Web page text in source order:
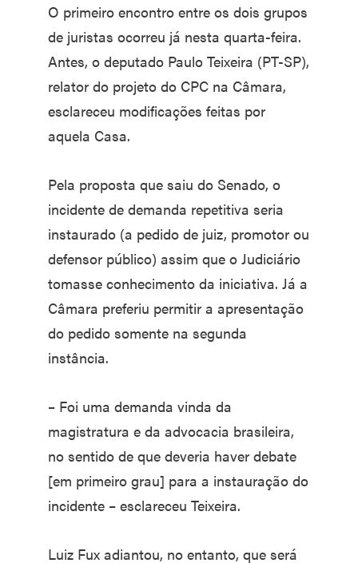
O primeiro encontro entre os dois grupos
de juristas ocorreu já nesta quarta-feira.
Antes, o deputado Paulo Teixeira (PT-SP),
relator do projeto do CPC na Câmara,
esclareceu modificações feitas por
aquela Casa.
Pela proposta que saiu do Senado, o
incidente de demanda repetitiva seria
instaurado (a pedido de juiz, promotor ou
defensor público) assim que o Judiciário
tomasse conhecimento da iniciativa. Já a
Câmara preferiu permitir a apresentação
do pedido somente na segunda
instância.
– Foi uma demanda vinda da
magistratura e da advocacia brasileira,
no sentido de que deveria haver debate
[em primeiro grau] para a instauração do
incidente – esclareceu Teixeira.
Luiz Fux adiantou, no entanto, que será